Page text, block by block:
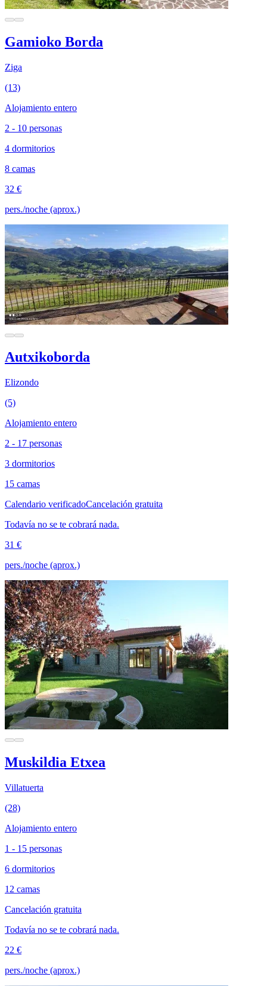
Gamioko Borda
Ziga
(13)
Alojamiento entero
2 - 10 personas
4 dormitorios
8 camas
32 €
pers./noche (aprox.)
Autxikoborda
Elizondo
(5)
Alojamiento entero
2 - 17 personas
3 dormitorios
15 camas
Calendario verificadoCancelación gratuita
Todavía no se te cobrará nada.
31 €
pers./noche (aprox.)
Muskildia Etxea
Villatuerta
(28)
Alojamiento entero
1 - 15 personas
6 dormitorios
12 camas
Cancelación gratuita
Todavía no se te cobrará nada.
22 €
pers./noche (aprox.)